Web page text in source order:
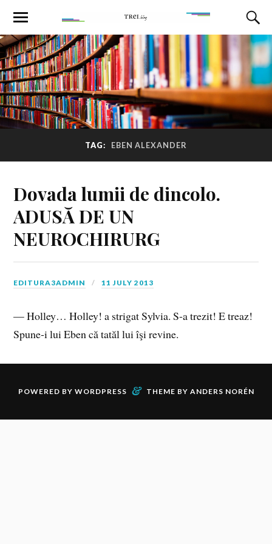
TAG: EBEN ALEXANDER
Dovada lumii de dincolo.
ADUSĂ DE UN
NEUROCHIRURG
EDITURA3ADMIN 11 JULY 2013
— Holley… Holley! a strigat Sylvia. S‑a trezit! E treaz!
Spune‑i lui Eben că tatăl lui îşi revine.
POWERED BY WORDPRESS & THEME BY ANDERS NORÉN